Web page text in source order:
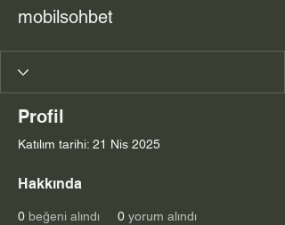
mobilsohbet
Profil
Katılım tarihi: 21 Nis 2025
Hakkında
0 beğeni alındı 0 yorum alındı